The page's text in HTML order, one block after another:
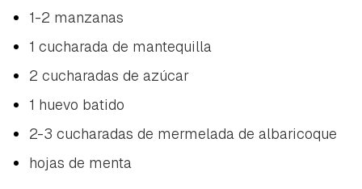
1-2 manzanas
1 cucharada de mantequilla
2 cucharadas de azúcar
1 huevo batido
2-3 cucharadas de mermelada de albaricoque
hojas de menta